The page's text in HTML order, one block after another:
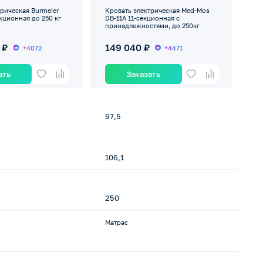
Burmeier
до 250 кг
₽ +4072
Кровать электрическая Med-Mos
DB-11А 11-секционная с
принадлежностями, до 250кг
149 040 ₽ +4471
Заказать
97,5
106,1
250
Матрас